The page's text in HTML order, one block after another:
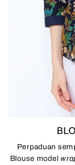
Perpaduan
Blouse model